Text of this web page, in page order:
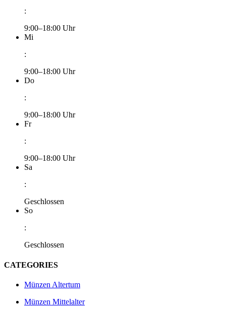
:
9:00–18:00 Uhr
Mi
:
9:00–18:00 Uhr
Do
:
9:00–18:00 Uhr
Fr
:
9:00–18:00 Uhr
Sa
:
Geschlossen
So
:
Geschlossen
CATEGORIES
Münzen Altertum
Münzen Mittelalter